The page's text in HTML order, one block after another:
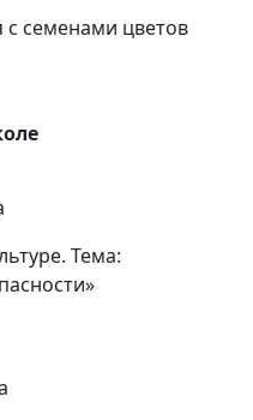
с семенами цветов
Тема: